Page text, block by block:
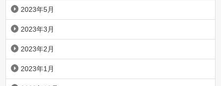
2023年5月
2023年3月
2023年2月
2023年1月